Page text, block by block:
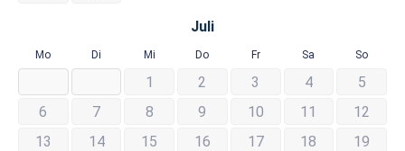
Juli
Mo Di Mi Do Fr Sa So
1 2 3 4
5
6
7 8 9 10 11
12
13
14 15 16 17 18
19